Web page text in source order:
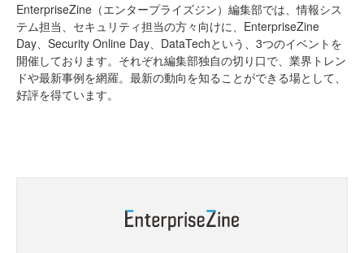
EnterpriseZine（エンタープライズジン）編集部では、情報シス
テム担当、セキュリティ担当の方々向けに、EnterpriseZine
Day、Security Online Day、DataTechという、3つのイベントを
開催しております。それぞれ編集部独自の切り口で、業界トレン
ドや最新事例を網羅。最新の動向を知ることができる場として、
好評を得ています。